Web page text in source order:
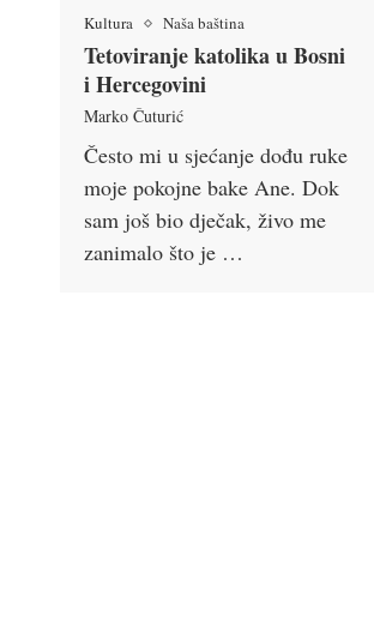
Kultura Naša baština
Tetoviranje katolika u Bosni
i Hercegovini
Marko Čuturić
Često mi u sjećanje dođu ruke
moje pokojne bake Ane. Dok
sam još bio dječak, živo me
zanimalo što je …